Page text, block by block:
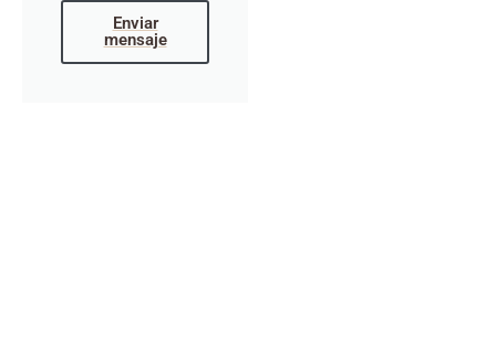
Enviar
mensaje